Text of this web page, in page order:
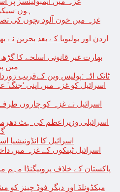
غزہ میں خون آلود بچوں کی
اردن اور بولیویا کے بعد بحرین نے
بھارت غیر قانونی اسلحے کا
میں
ٹانک اڈہ:پولیس وین کےقریب زوردار
اسرائیل کو غزہ میں اپنی
اسرائیلی وزیراعظم کی ہٹ
اسرائیل کا انڈونیشیا
اسرائیل ٹینکوں کے غزہ میں
پاکستان کے خلاف پروپیگنڈا مہم
میکڈونلڈ اور دیگر فوڈ چینز